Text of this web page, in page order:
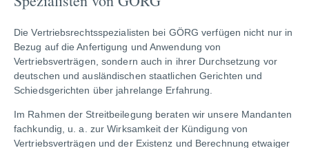
Die Vertriebsrechtsspezialisten bei GÖRG verfügen nicht nur in
Bezug auf die Anfertigung und Anwendung von
Vertriebsverträgen, sondern auch in ihrer Durchsetzung vor
deutschen und ausländischen staatlichen Gerichten und
Schiedsgerichten über jahrelange Erfahrung.
Im Rahmen der Streitbeilegung beraten wir unsere Mandanten
fachkundig, u. a. zur Wirksamkeit der Kündigung von
Vertriebsverträgen und der Existenz und Berechnung etwaiger